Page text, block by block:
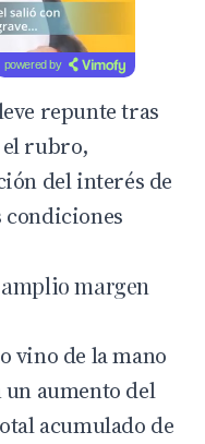
powered by
repunte tras
rubro,
del interés de
condiciones
margen
vino de la mano
aumento del
acumulado de